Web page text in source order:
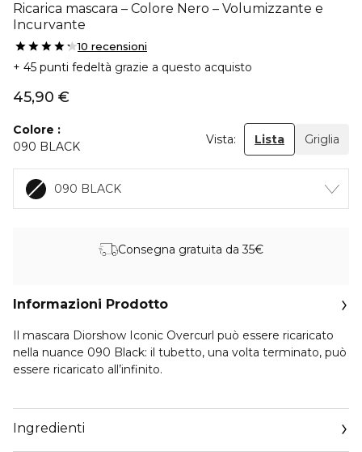
Ricarica mascara – Colore Nero – Volumizzante e
Incurvante
10 recensioni
45 punti fedeltà grazie a questo acquisto
45,90 €
Colore
090 BLACK
Vista: Lista Griglia
090 BLACK
Consegna gratuita da 35€
Informazioni Prodotto
Il mascara Diorshow Iconic Overcurl può essere ricaricato
nella nuance 090 Black: il tubetto, una volta terminato, può
essere ricaricato all’infinito.
arricchita con acqua floreale di fiordaliso. Aiuta a nutrire e
fortificare le ciglia donando loro un colore intenso. Il volume
Ingredienti